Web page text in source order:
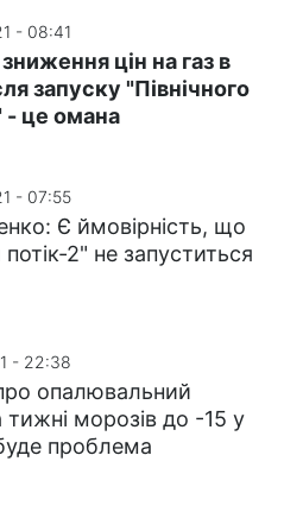
- 08:41
цін на газ в
запуску "Північного
- це омана
- 07:55
Є ймовірність, що
потік-2" не запуститься
- 22:38
опалювальний
тижні морозів до -15 у
проблема